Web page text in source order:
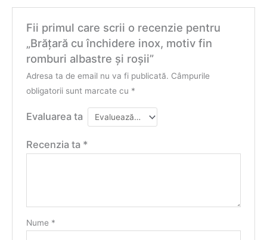
Fii primul care scrii o recenzie pentru
„Brăţară cu închidere inox, motiv fin
romburi albastre şi roşii”
Adresa ta de email nu va fi publicată. Câmpurile
obligatorii sunt marcate cu *
Evaluarea ta
Recenzia ta *
Nume *